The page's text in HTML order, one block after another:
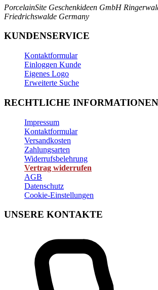
PorcelainSite Geschenkideen GmbH
Friedrichswalde Germany
KUNDENSERVICE
Kontaktformular
Einloggen Kunde
Eigenes Logo
Erweiterte Suche
RECHTLICHE INFORMATIONEN
Impressum
Kontaktformular
Versandkosten
Zahlungsarten
Widerrufsbelehrung
Vertrag widerrufen
AGB
Datenschutz
Cookie-Einstellungen
UNSERE KONTAKTE